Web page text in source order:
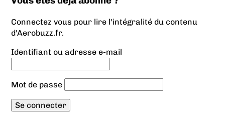
Connectez vous pour lire l'intégralité du contenu
d'Aerobuzz.fr.
Identifiant ou adresse e-mail
Mot de passe